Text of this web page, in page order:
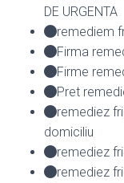
DE URGENTA
remediem
Firma
Firme
Pret
remediez
domiciliu
remediez
remediez